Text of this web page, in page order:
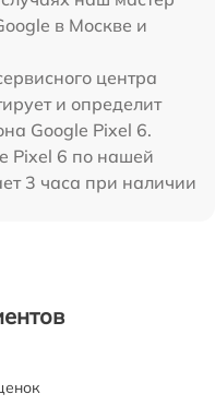
в Москве и
центра
и определит
Google Pixel 6.
Pixel 6 по нашей
3 часа при наличии